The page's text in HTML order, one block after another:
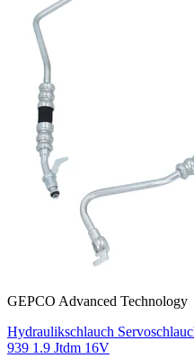
GEPCO Advanced Technology
Hydraulikschlauch
939 1.9 Jtdm 16V